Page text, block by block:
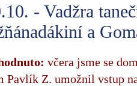
- Vadžra
a
včera jsme se
Pavlík Z. umožnil vstup